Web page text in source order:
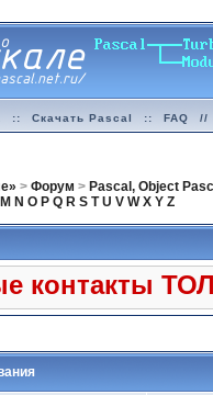
:: Скачать Pascal :: FAQ //
>Форум > Pascal, Object
M N O P Q R S T U V W X Y Z
контакты